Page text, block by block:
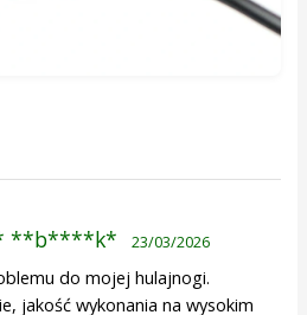
**b****k* 23/03/2026
do mojej hulajnogi.
jakość wykonania na wysokim